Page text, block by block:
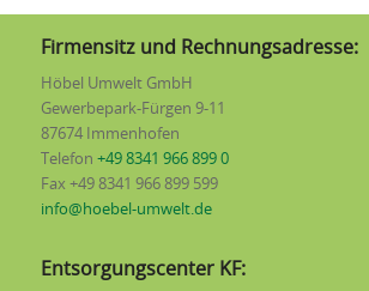
Firmensitz und Rechnungsadresse:
Höbel Umwelt GmbH
Gewerbepark-Fürgen 9-11
87674 Immenhofen
Telefon +49 8341 966 899 0
Fax +49 8341 966 899 599
info@hoebel-umwelt.de
Entsorgungscenter KF: